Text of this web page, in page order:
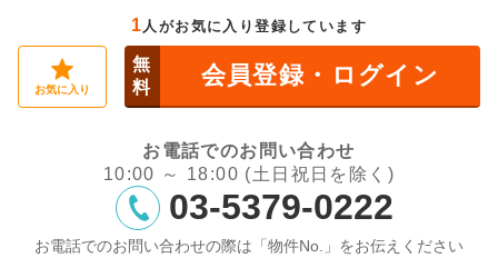
1人がお気に入り登録しています
お気に入り
無
料
会員登録・ログイン
お電話でのお問い合わせ
10:00 ～ 18:00 (土日祝日を除く)
03-5379-0222
お電話でのお問い合わせの際は「物件No.」をお伝えください